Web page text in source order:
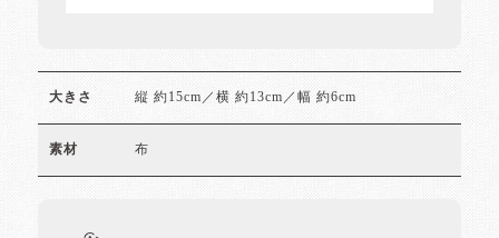
大きさ 縦 約15cm／横 約13cm／幅 約6cm
素材 布